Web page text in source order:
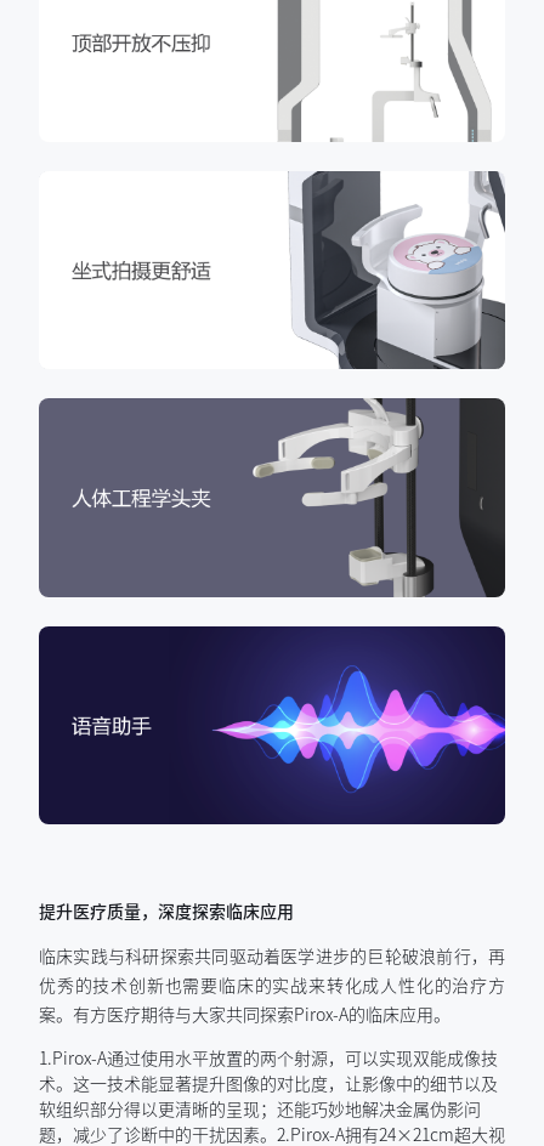
提升医疗质量， 深度探索临床应用
临床实践与科研探索共同驱动着医学进步的巨轮破浪前行，再
优秀的技术创新也需要临床的实战来转化成人性化的治疗方
案。有方医疗期待与大家共同探索Pirox-A的临床应用。
1.Pirox-A通过使用水平放置的两个射源，可以实现双能成像技
术。这一技术能显著提升图像的对比度，让影像中的细节以及
软组织部分得以更清晰的呈现；还能巧妙地解决金属伪影问
题，减少了诊断中的干扰因素。2.Pirox-A拥有24×21cm超大视